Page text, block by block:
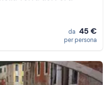
da 45 €
per persona